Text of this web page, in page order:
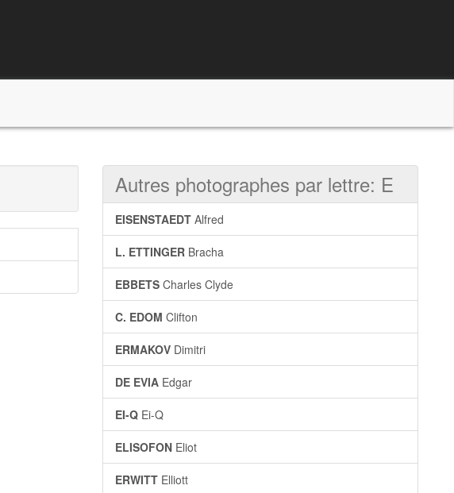
Autres photographes par lettre: E
EISENSTAEDT Alfred
L. ETTINGER Bracha
EBBETS Charles Clyde
C. EDOM Clifton
ERMAKOV Dimitri
DE EVIA Edgar
EI-Q Ei-Q
ELISOFON Eliot
ERWITT Elliott